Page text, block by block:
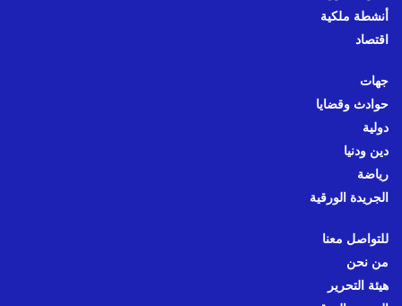
أنشطة ملكية
اقتصاد
جهات
حوادث وقضايا
دولية
دين ودنيا
رياضة
الجريدة الورقية
للتواصل معنا
من نحن
هيئة التحرير